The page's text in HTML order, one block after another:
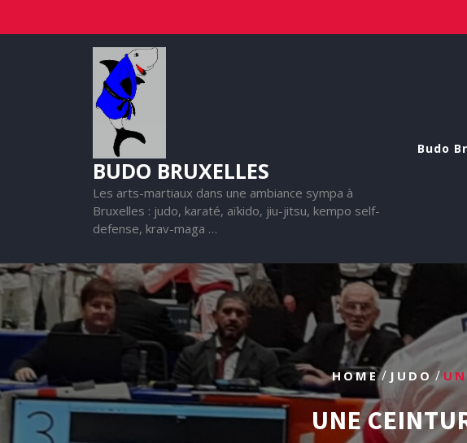
BUDO BRUXELLES
Les arts-martiaux dans une ambiance sympa à
Bruxelles : judo, karaté, aïkido, jiu-jitsu, kempo self-
defense, krav-maga …
Budo
HOME/ JUDO/
UNE